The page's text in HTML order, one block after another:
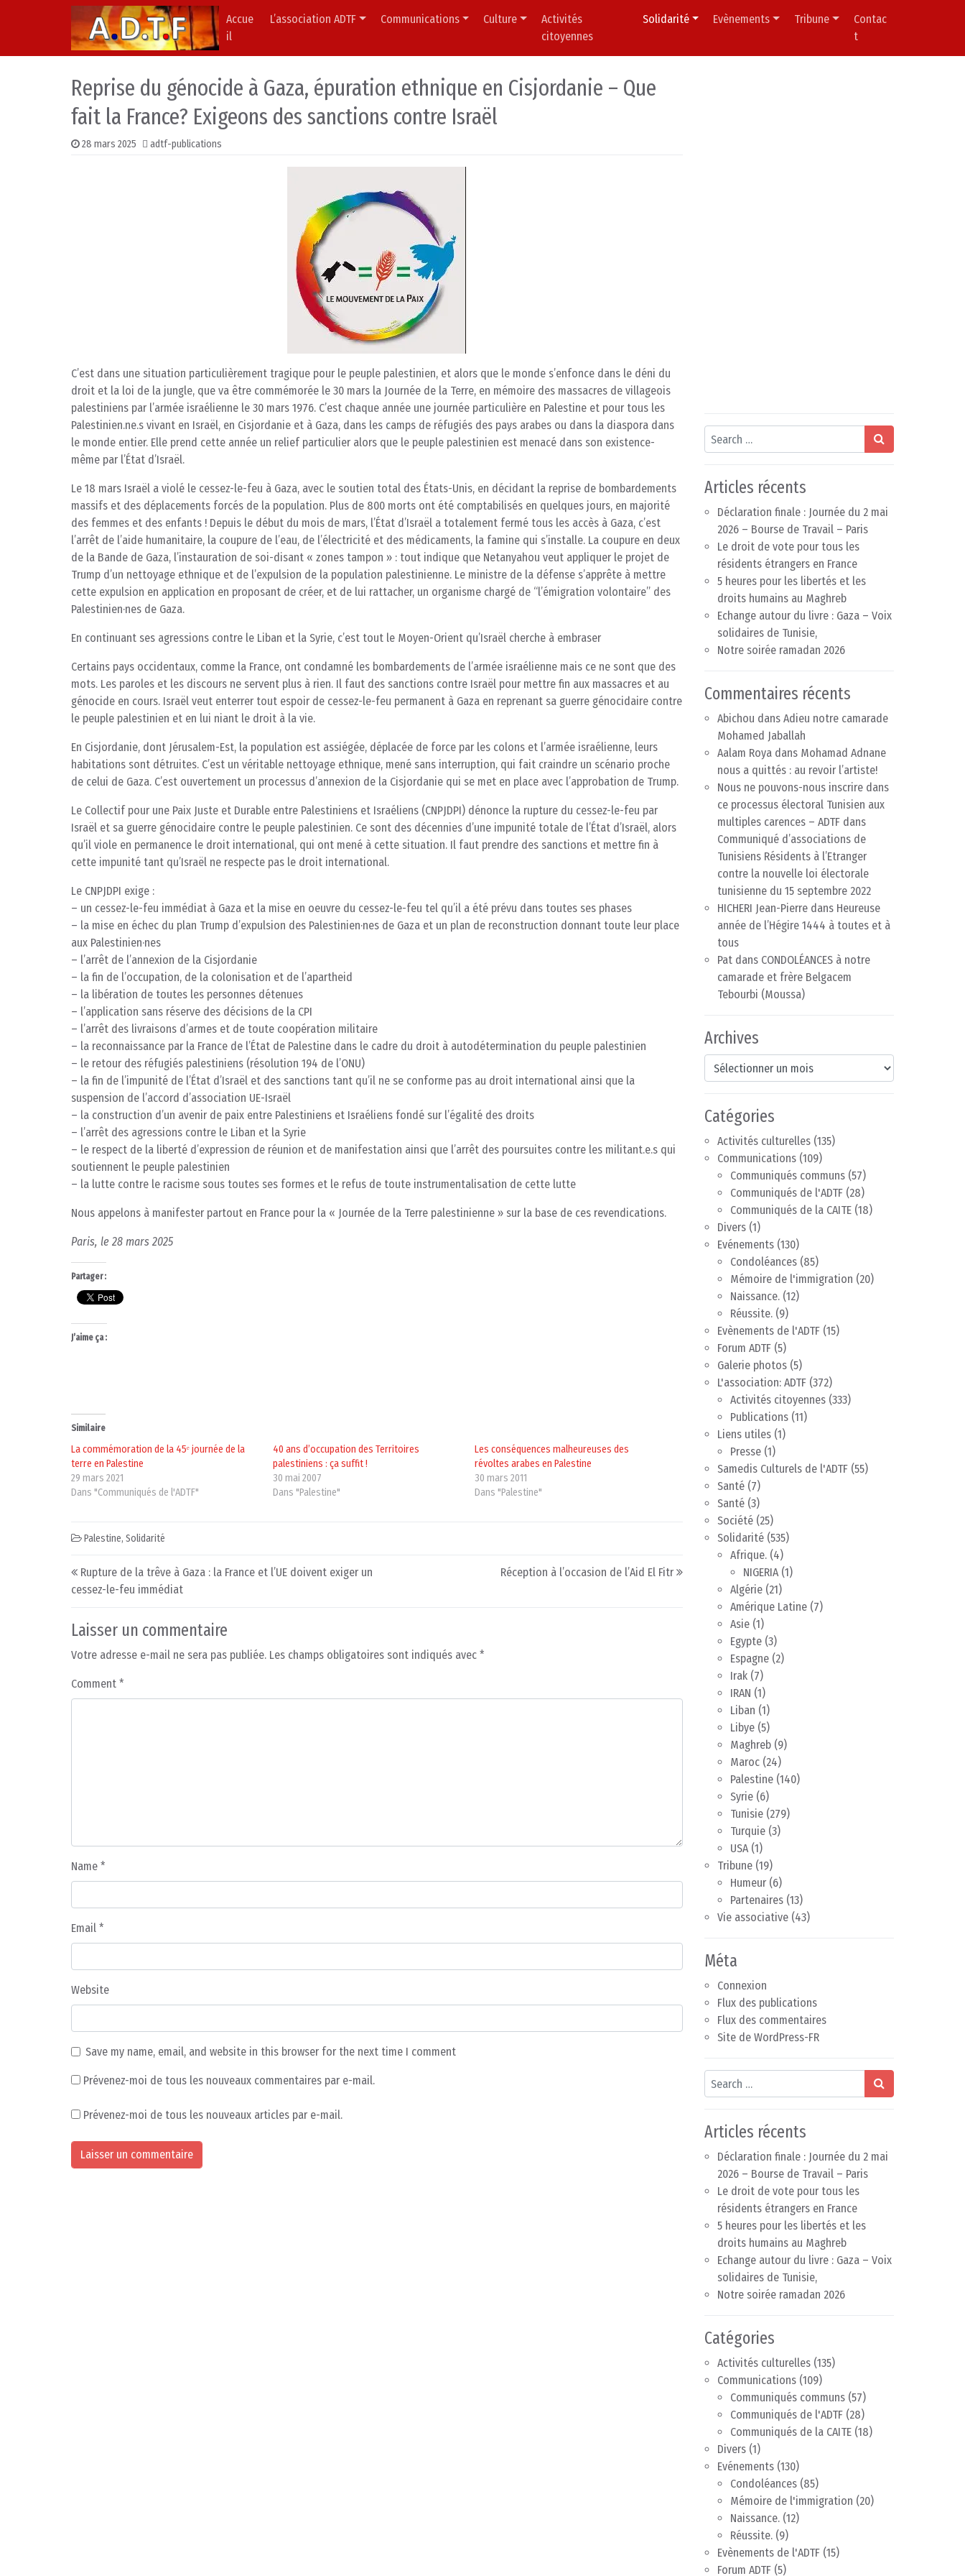
Skip to content
Main Navigation
Accue
il
L’association ADTF Communications Culture
Activités
citoyennes
Solidarité Evènements Tribune
Contac
t
Reprise du génocide à Gaza, épuration ethnique en Cisjordanie – Que
fait la France? Exigeons des sanctions contre Israël
28 mars 2025 adtf-publications
C’est dans une situation particulièrement tragique pour le peuple palestinien, et alors que le monde s’enfonce dans le déni du
droit et la loi de la jungle, que va être commémorée le 30 mars la Journée de la Terre, en mémoire des massacres de villageois
palestiniens par l’armée israélienne le 30 mars 1976. C’est chaque année une journée particulière en Palestine et pour tous les
Palestinien.ne.s vivant en Israël, en Cisjordanie et à Gaza, dans les camps de réfugiés des pays arabes ou dans la diaspora dans
le monde entier. Elle prend cette année un relief particulier alors que le peuple palestinien est menacé dans son existence-
même par l’État d’Israël.
Le 18 mars Israël a violé le cessez-le-feu à Gaza, avec le soutien total des États-Unis, en décidant la reprise de bombardements
massifs et des déplacements forcés de la population. Plus de 800 morts ont été comptabilisés en quelques jours, en majorité
des femmes et des enfants ! Depuis le début du mois de mars, l’État d’Israël a totalement fermé tous les accès à Gaza, c’est
l’arrêt de l’aide humanitaire, la coupure de l’eau, de l’électricité et des médicaments, la famine qui s’installe. La coupure en deux
de la Bande de Gaza, l’instauration de soi-disant « zones tampon » : tout indique que Netanyahou veut appliquer le projet de
Trump d’un nettoyage ethnique et de l’expulsion de la population palestinienne. Le ministre de la défense s’apprête à mettre
cette expulsion en application en proposant de créer, et de lui rattacher, un organisme chargé de “l’émigration volontaire” des
Palestinien·nes de Gaza.
En continuant ses agressions contre le Liban et la Syrie, c’est tout le Moyen-Orient qu’Israël cherche à embraser
Certains pays occidentaux, comme la France, ont condamné les bombardements de l’armée israélienne mais ce ne sont que des
mots. Les paroles et les discours ne servent plus à rien. Il faut des sanctions contre Israël pour mettre fin aux massacres et au
génocide en cours. Israël veut enterrer tout espoir de cessez-le-feu permanent à Gaza en reprenant sa guerre génocidaire contre
le peuple palestinien et en lui niant le droit à la vie.
En Cisjordanie, dont Jérusalem-Est, la population est assiégée, déplacée de force par les colons et l’armée israélienne, leurs
habitations sont détruites. C’est un véritable nettoyage ethnique, mené sans interruption, qui fait craindre un scénario proche
de celui de Gaza. C’est ouvertement un processus d’annexion de la Cisjordanie qui se met en place avec l’approbation de Trump.
Le Collectif pour une Paix Juste et Durable entre Palestiniens et Israéliens (CNPJDPI) dénonce la rupture du cessez-le-feu par
Israël et sa guerre génocidaire contre le peuple palestinien. Ce sont des décennies d’une impunité totale de l’État d’Israël, alors
qu’il viole en permanence le droit international, qui ont mené à cette situation. Il faut prendre des sanctions et mettre fin à
cette impunité tant qu’Israël ne respecte pas le droit international.
Le CNPJDPI exige :
– un cessez-le-feu immédiat à Gaza et la mise en oeuvre du cessez-le-feu tel qu’il a été prévu dans toutes ses phases
– la mise en échec du plan Trump d’expulsion des Palestinien·nes de Gaza et un plan de reconstruction donnant toute leur place
aux Palestinien·nes
– l’arrêt de l’annexion de la Cisjordanie
– la fin de l’occupation, de la colonisation et de l’apartheid
– la libération de toutes les personnes détenues
– l’application sans réserve des décisions de la CPI
– l’arrêt des livraisons d’armes et de toute coopération militaire
– la reconnaissance par la France de l’État de Palestine dans le cadre du droit à autodétermination du peuple palestinien
– le retour des réfugiés palestiniens (résolution 194 de l’ONU)
– la fin de l’impunité de l’État d’Israël et des sanctions tant qu’il ne se conforme pas au droit international ainsi que la
suspension de l’accord d’association UE-Israël
– la construction d’un avenir de paix entre Palestiniens et Israéliens fondé sur l’égalité des droits
– l’arrêt des agressions contre le Liban et la Syrie
– le respect de la liberté d’expression de réunion et de manifestation ainsi que l’arrêt des poursuites contre les militant.e.s qui
soutiennent le peuple palestinien
– la lutte contre le racisme sous toutes ses formes et le refus de toute instrumentalisation de cette lutte
Nous appelons à manifester partout en France pour la « Journée de la Terre palestinienne » sur la base de ces revendications.
Paris, le 28 mars 2025
Partager :
J’aime ça :
Similaire
La commémoration de la 45ᵉ journée de la
terre en Palestine
29 mars 2021
Dans "Communiqués de l'ADTF"
40 ans d’occupation des Territoires
palestiniens : ça suffit !
30 mai 2007
Dans "Palestine"
Les conséquences malheureuses des
révoltes arabes en Palestine
30 mars 2011
Dans "Palestine"
Palestine, Solidarité
Post navigation
Rupture de la trêve à Gaza : la France et l’UE doivent exiger un
cessez-le-feu immédiat
Réception à l’occasion de l’Aid El Fitr
Laisser un commentaire
Votre adresse e-mail ne sera pas publiée. Les champs obligatoires sont indiqués avec *
Comment *
Name *
Email *
Website
Save my name, email, and website in this browser for the next time I comment
Prévenez-moi de tous les nouveaux commentaires par e-mail.
Prévenez-moi de tous les nouveaux articles par e-mail.
Search
Articles récents
Déclaration finale : Journée du 2 mai
2026 – Bourse de Travail – Paris
Le droit de vote pour tous les
résidents étrangers en France
5 heures pour les libertés et les
droits humains au Maghreb
Echange autour du livre : Gaza – Voix
solidaires de Tunisie,
Notre soirée ramadan 2026
Commentaires récents
Abichou dans Adieu notre camarade
Mohamed Jaballah
Aalam Roya dans Mohamad Adnane
nous a quittés : au revoir l’artiste!
Nous ne pouvons-nous inscrire dans
ce processus électoral Tunisien aux
multiples carences – ADTF dans
Communiqué d’associations de
Tunisiens Résidents à l’Etranger
contre la nouvelle loi électorale
tunisienne du 15 septembre 2022
HICHERI Jean-Pierre dans Heureuse
année de l’Hégire 1444 à toutes et à
tous
Pat dans CONDOLÉANCES à notre
camarade et frère Belgacem
Tebourbi (Moussa)
Archives
Archives
Catégories
Activités culturelles (135)
Communications (109)
Communiqués communs (57)
Communiqués de l'ADTF (28)
Communiqués de la CAITE (18)
Divers (1)
Evénements (130)
Condoléances (85)
Mémoire de l'immigration (20)
Naissance. (12)
Réussite. (9)
Evènements de l'ADTF (15)
Forum ADTF (5)
Galerie photos (5)
L'association: ADTF (372)
Activités citoyennes (333)
Publications (11)
Liens utiles (1)
Presse (1)
Samedis Culturels de l'ADTF (55)
Santé (7)
Santé (3)
Société (25)
Solidarité (535)
Afrique. (4)
NIGERIA(1)
Algérie (21)
Amérique Latine (7)
Asie (1)
Egypte (3)
Espagne (2)
Irak (7)
IRAN (1)
Liban (1)
Libye (5)
Maghreb (9)
Maroc (24)
Palestine (140)
Syrie (6)
Tunisie (279)
Turquie (3)
USA(1)
Tribune (19)
Humeur (6)
Partenaires (13)
Vie associative (43)
Méta
Connexion
Flux des publications
Flux des commentaires
Site de WordPress-FR
Search
Articles récents
Déclaration finale : Journée du 2 mai
2026 – Bourse de Travail – Paris
Le droit de vote pour tous les
résidents étrangers en France
5 heures pour les libertés et les
droits humains au Maghreb
Echange autour du livre : Gaza – Voix
solidaires de Tunisie,
Notre soirée ramadan 2026
Catégories
Activités culturelles (135)
Communications (109)
Communiqués communs (57)
Communiqués de l'ADTF (28)
Communiqués de la CAITE (18)
Divers (1)
Evénements (130)
Condoléances (85)
Mémoire de l'immigration (20)
Naissance. (12)
Réussite. (9)
Evènements de l'ADTF (15)
Forum ADTF (5)